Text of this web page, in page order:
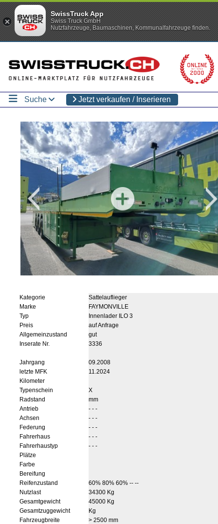
Suche Jetzt verkaufen / Inserieren
Kategorie
Sattelauflieger
Marke
FAYMONVILLE
Typ
Innenlader ILO 3
Preis
auf Anfrage
Allgemeinzustand
gut
Inserate Nr.
3336
Jahrgang
09.2008
letzte MFK
11.2024
Kilometer
Typenschein
X
Radstand
mm
Antrieb
- - -
Achsen
- - -
Federung
- - -
Fahrerhaus
- - -
Fahrerhaustyp
- - -
Plätze
Farbe
Bereifung
Reifenzustand
60% 80% 60% -- --
Nutzlast
34300 Kg
Gesamtgewicht
45000 Kg
Gesamtzuggewicht
Kg
Fahrzeugbreite
> 2500 mm
SwissTruck App
Swiss Truck GmbH
Nutzfahrzeuge, Baumaschinen, Kommunalfahrzeuge finden.